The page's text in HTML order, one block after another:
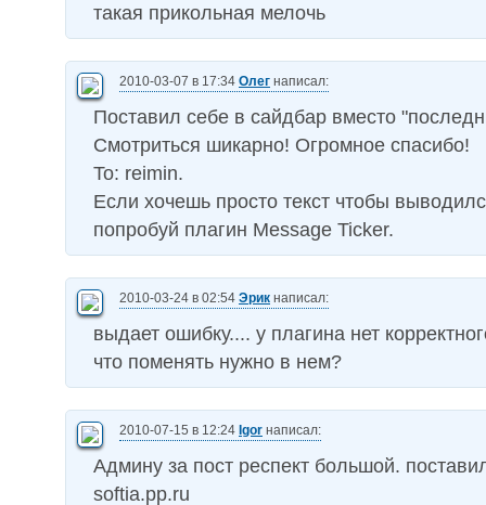
такая прикольная мелочь
2010-03-07 в 17:34 Олег написал:
Поставил себе в сайдбар вместо
Смотриться шикарно! Огромное спасибо!
To: reimin.
Если хочешь просто текст чтобы
попробуй плагин Message Ticker.
2010-03-24 в 02:54 Эрик написал:
выдает ошибку.... у плагина нет
что поменять нужно в нем?
2010-07-15 в 12:24 Igor написал:
Админу за пост респект большой.
softia.pp.ru